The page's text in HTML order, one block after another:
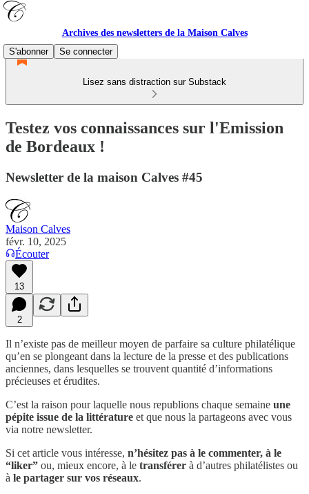
Archives des newsletters de la Maison Calves
S'abonner
Se connecter
Lisez sans distraction sur Substack
Testez vos connaissances sur l'Emission
de Bordeaux !
Newsletter de la maison Calves #45
Maison Calves
févr. 10, 2025
Écouter
13
2
Il n’existe pas de meilleur moyen de parfaire sa culture philatélique
qu’en se plongeant dans la lecture de la presse et des publications
anciennes, dans lesquelles se trouvent quantité d’informations
précieuses et érudites.
C’est la raison pour laquelle nous republions chaque semaine une
pépite issue de la littérature et que nous la partageons avec vous
via notre newsletter.
Si cet article vous intéresse, n’hésitez pas à le commenter, à le
“liker” ou, mieux encore, à le transférer à d’autres philatélistes ou
à le partager sur vos réseaux.